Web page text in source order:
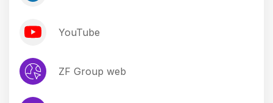
YouTube
ZF Group web